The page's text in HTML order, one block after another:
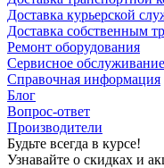
Доставка курьерской
Доставка собственным
Ремонт оборудования
Сервисное обслуживание
Справочная информация
Блог
Вопрос-ответ
Производители
Будьте всегда в курсе!
Узнавайте о скидках и